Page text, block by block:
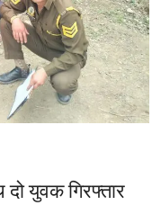
युवक गिरफ्तार